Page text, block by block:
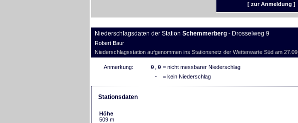
[ zur Anmeldung ]
Niederschlagsdaten der Station Schemmerberg- Drosselweg 9
Robert Baur
Niederschlagsstation aufgenommen ins Stationsnetz der Wetterwarte Süd am
Anmerkung: 0,0 = nicht messbarer Niederschlag
- = kein Niederschlag
Stationsdaten
Höhe
509 m